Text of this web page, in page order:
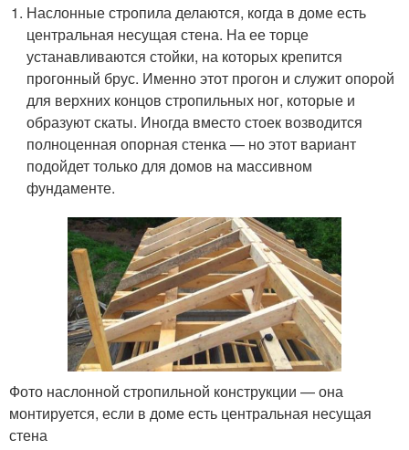
Наслонные стропила делаются, когда в доме есть
центральная несущая стена. На ее торце
устанавливаются стойки, на которых крепится
прогонный брус. Именно этот прогон и служит опорой
для верхних концов стропильных ног, которые и
образуют скаты. Иногда вместо стоек возводится
полноценная опорная стенка — но этот вариант
подойдет только для домов на массивном
фундаменте.
Фото наслонной стропильной конструкции — она
монтируется, если в доме есть центральная несущая
стена